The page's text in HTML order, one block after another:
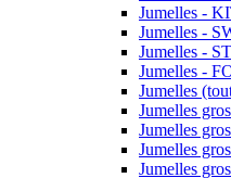
Jumelles -
Jumelles -
Jumelles -
Jumelles -
Jumelles
Jumelles
Jumelles
Jumelles
Jumelles